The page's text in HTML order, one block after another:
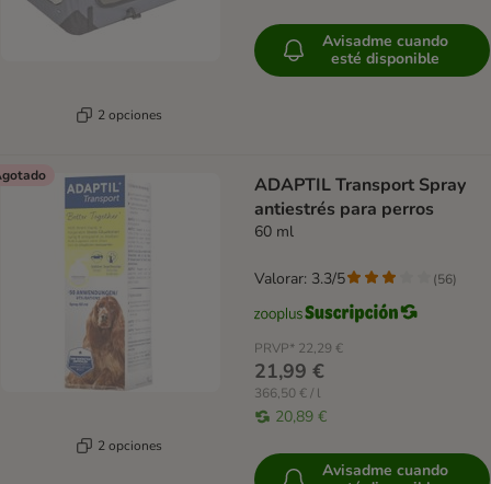
2 opciones
Avisadme cuando
esté disponible
2 opciones
ADAPTIL Transport Spray
antiestrés para perros
60 ml
PRVP* 22,29 €
21,99 €
366,50 € / l
20,89 €
Valorar: 3.3/5 (56)
Avisadme cuando